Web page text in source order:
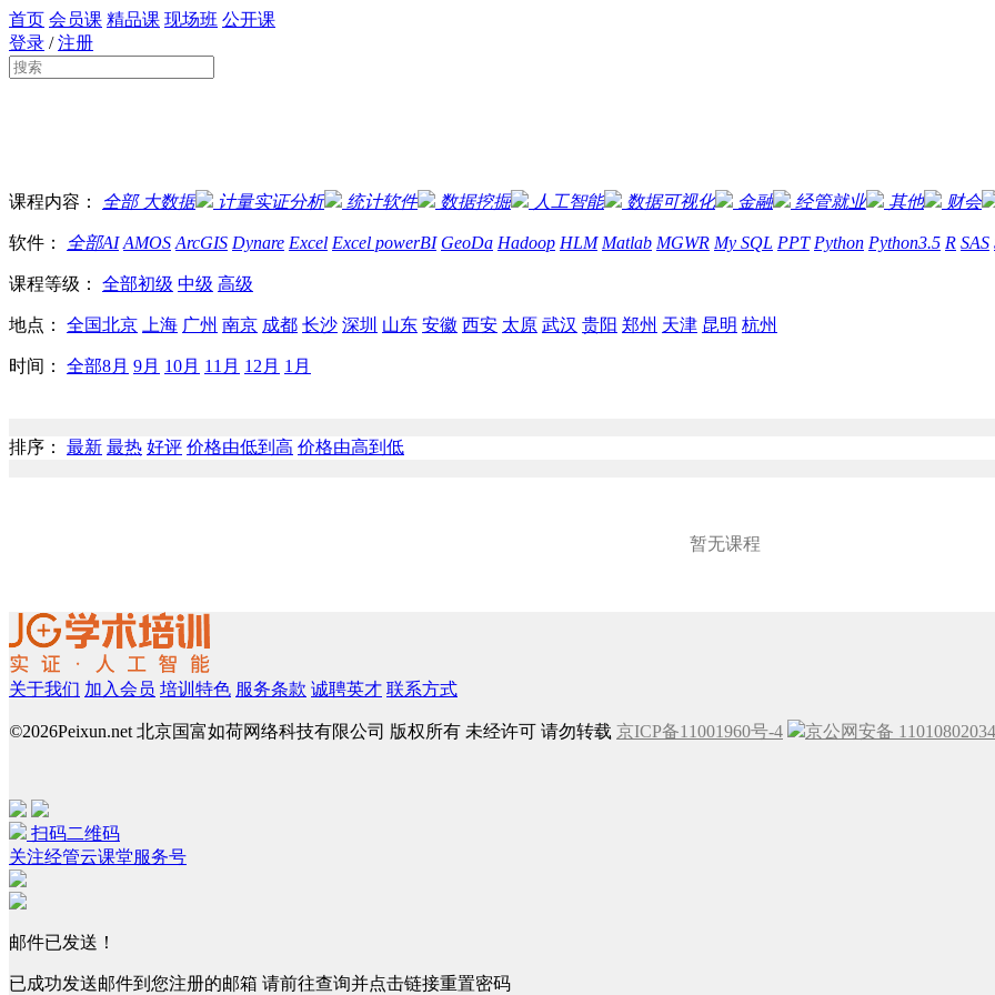
首页 会员课 精品课 现场班 公开课
登录 /注册
课程内容： 全部大数据 计量实证分析 统计软件 数据挖掘 人工智能 数据可视化 金融 经管就业 其他 财会
软件： 全部AI AMOS ArcGIS Dynare Excel Excel powerBI GeoDa Hadoop HLM Matlab MGWR My SQL PPT Python Python3.5 R SAS
课程等级： 全部初级 中级 高级
地点： 全国北京 上海 广州 南京 成都 长沙 深圳 山东 安徽 西安 太原 武汉 贵阳 郑州 天津 昆明 杭州
时间： 全部8月 9月 10月 11月 12月 1月
排序： 最新 最热 好评 价格由低到高 价格由高到低
暂无课程
关于我们 加入会员 培训特色 服务条款 诚聘英才 联系方式
©2026Peixun.net 北京国富如荷网络科技有限公司 版权所有 未经许可 请勿转载 京ICP备11001960号-4 京公网安备
扫码二维码
关注经管云课堂服务号
邮件已发送！
已成功发送邮件到您注册的邮箱 请前往查询并点击链接重置密码